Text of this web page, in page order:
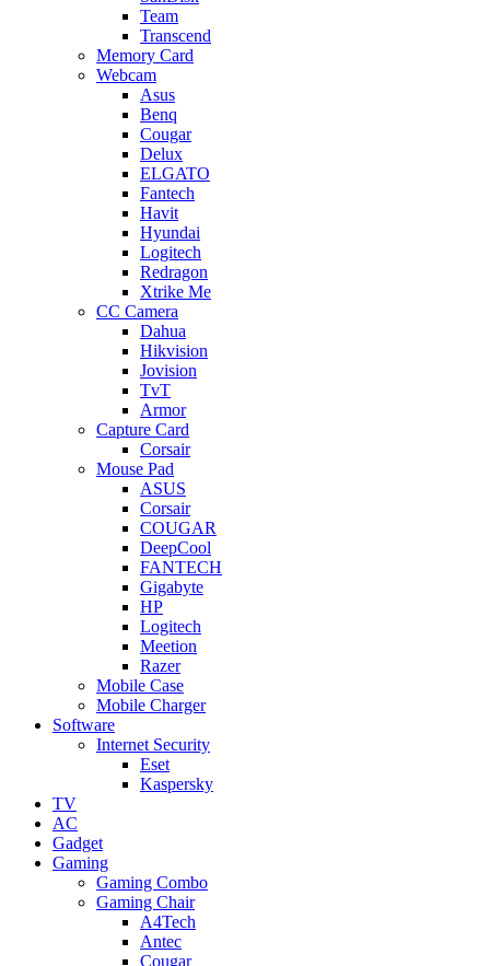
Team
Transcend
Memory Card
Webcam
Asus
Benq
Cougar
Delux
ELGATO
Fantech
Havit
Hyundai
Logitech
Redragon
Xtrike Me
CC Camera
Dahua
Hikvision
Jovision
TvT
Armor
Capture Card
Corsair
Mouse Pad
ASUS
Corsair
COUGAR
DeepCool
FANTECH
Gigabyte
HP
Logitech
Meetion
Razer
Mobile Case
Mobile Charger
Software
Internet Security
Eset
Kaspersky
TV
AC
Gadget
Gaming
Gaming Combo
Gaming Chair
A4Tech
Antec
Cougar